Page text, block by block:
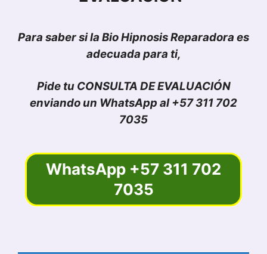
Para saber si la Bio Hipnosis Reparadora es
adecuada para ti,
Pide tu CONSULTA DE EVALUACIÓN
enviando un WhatsApp al +57 311 702
7035
WhatsApp +57 311 702
7035